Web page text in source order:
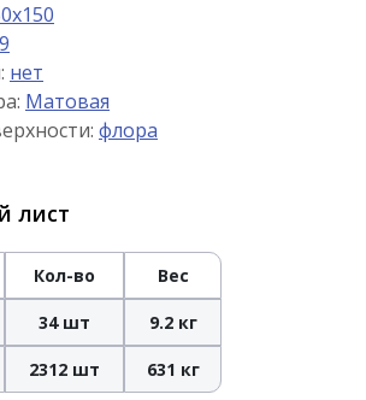
9
нет
Матовая
флора
лист
Кол-во Вес
34 шт 9.2 кг
2312 шт 631 кг